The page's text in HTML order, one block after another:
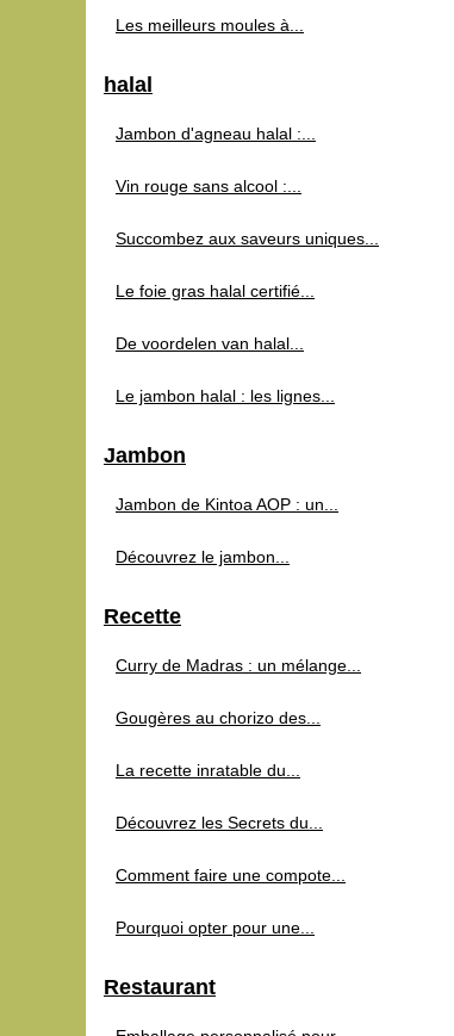
Les meilleurs moules à...
halal
Jambon d'agneau halal :...
Vin rouge sans alcool :...
Succombez aux saveurs uniques...
Le foie gras halal certifié...
De voordelen van halal...
Le jambon halal : les lignes...
Jambon
Jambon de Kintoa AOP : un...
Découvrez le jambon...
Recette
Curry de Madras : un mélange...
Gougères au chorizo des...
La recette inratable du...
Découvrez les Secrets du...
Comment faire une compote...
Pourquoi opter pour une...
Restaurant